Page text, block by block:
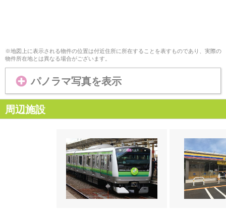
※地図上に表示される物件の位置は付近住所に所在することを表すものであり、実際の
物件所在地とは異なる場合がございます。
パノラマ写真を表示
周辺施設